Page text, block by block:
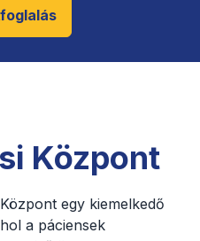
Központ
egy kiemelkedő
a páciensek